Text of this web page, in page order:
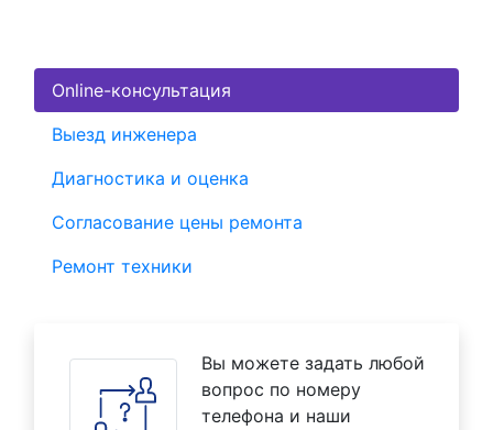
Online-консультация
Выезд инженера
Диагностика и оценка
Согласование цены ремонта
Ремонт техники
Вы можете задать любой
вопрос по номеру
телефона и наши